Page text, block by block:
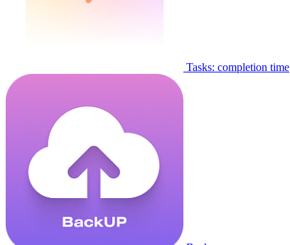
Tasks: completion time